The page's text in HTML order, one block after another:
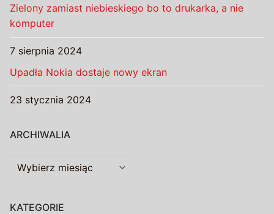
Zielony zamiast niebieskiego bo to drukarka, a nie
komputer
7 sierpnia 2024
Upadła Nokia dostaje nowy ekran
23 stycznia 2024
ARCHIWALIA
Archiwalia
KATEGORIE